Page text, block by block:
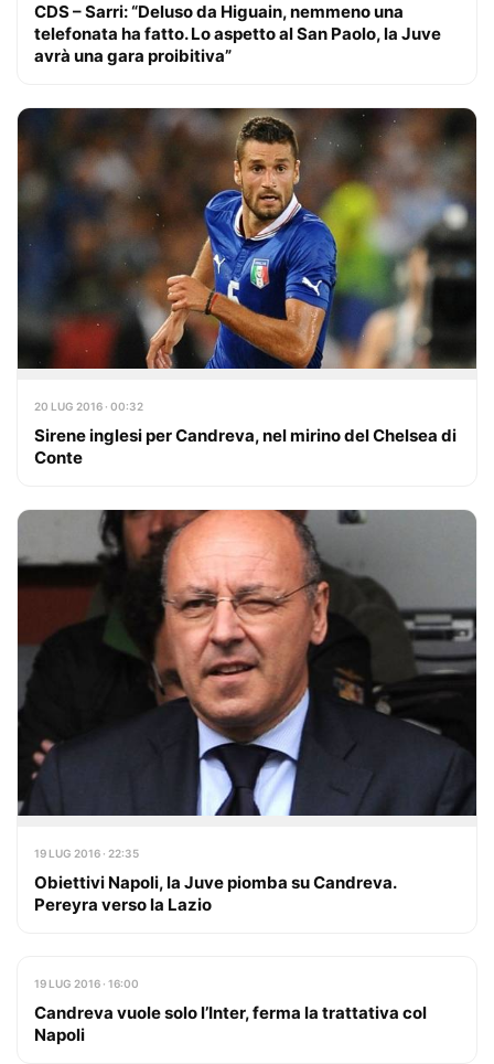
CDS – Sarri: “Deluso da Higuain, nemmeno una
telefonata ha fatto. Lo aspetto al San Paolo, la Juve
avrà una gara proibitiva”
20 LUG 2016 · 00:32
Sirene inglesi per Candreva, nel mirino del Chelsea di
Conte
19 LUG 2016 · 22:35
Obiettivi Napoli, la Juve piomba su Candreva.
Pereyra verso la Lazio
19 LUG 2016 · 16:00
Candreva vuole solo l’Inter, ferma la trattativa col
Napoli